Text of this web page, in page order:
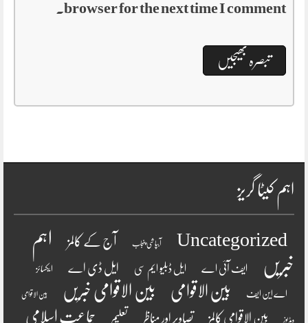
browser for the next time I comment.
اہم کیٹا گریز
Uncategorized آبپاشی پنجاب آج کے کالمز
اہم
خبریں
ایف آئی اے ایل ڈبلیو ایم سی ایل ڈی اے ایکسائز
اے این ایف بین الاقوامی بین الاقوامی خبریں بین الاقوامی
ویڈیوز بین الاقوامی کالمز تصاویر اور مناظر تعلیم جماعت اسلامی